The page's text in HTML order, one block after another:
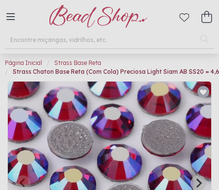
Página Inicial
Strass Base Reta
Strass Chaton Base Reta (Com Cola) Preciosa Light Siam AB SS20 =